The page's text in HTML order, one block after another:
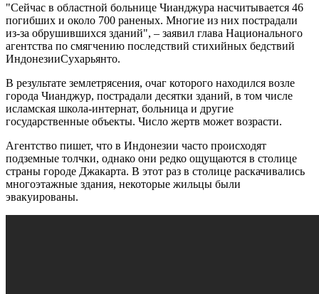
"Сейчас в областной больнице Чианджура насчитывается 46
погибших и около 700 раненых. Многие из них пострадали
из-за обрушившихся зданий", – заявил глава Национального
агентства по смягчению последствий стихийных бедствий
ИндонезииСухарьянто.
В результате землетрясения, очаг которого находился возле
города Чианджур, пострадали десятки зданий, в том числе
исламская школа-интернат, больница и другие
государственные объекты. Число жертв может возрасти.
Агентство пишет, что в Индонезии часто происходят
подземные толчки, однако они редко ощущаются в столице
страны городе Джакарта. В этот раз в столице раскачивались
многоэтажные здания, некоторые жильцы были
эвакуированы.